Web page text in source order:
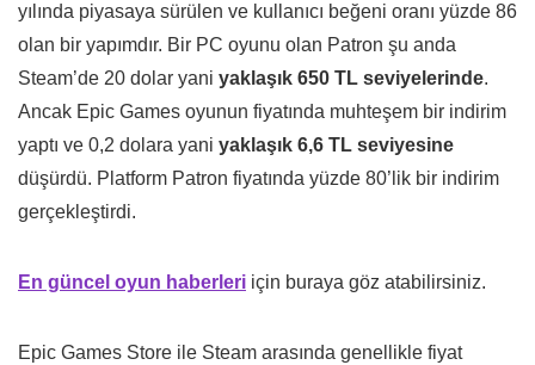
yılında piyasaya sürülen ve kullanıcı beğeni oranı yüzde 86
olan bir yapımdır. Bir PC oyunu olan Patron şu anda
Steam’de 20 dolar yani yaklaşık 650 TL seviyelerinde.
Ancak Epic Games oyunun fiyatında muhteşem bir indirim
yaptı ve 0,2 dolara yani yaklaşık 6,6 TL seviyesine
düşürdü. Platform Patron fiyatında yüzde 80’lik bir indirim
gerçekleştirdi.
En güncel oyun haberleri için buraya göz atabilirsiniz.
Epic Games Store ile Steam arasında genellikle fiyat